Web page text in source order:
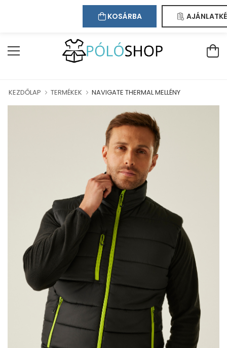
ÜDVÖZÖLJÜK WEBÁRUHÁZUNKBAN!
Kapcsolat Regisztráció
KEZDŐLAP TERMÉKEK NAVIGATE THERMAL MELLÉNY
KOSÁRBA